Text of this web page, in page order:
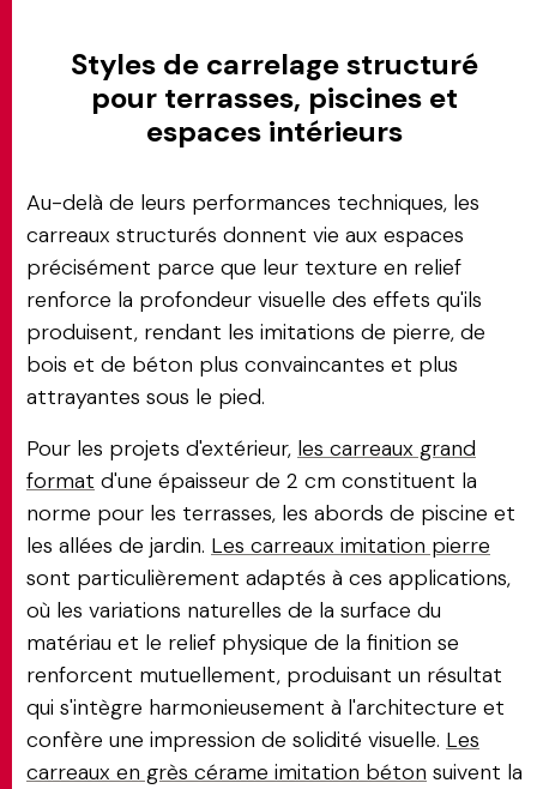
Styles de carrelage structuré
pour terrasses, piscines et
espaces intérieurs
Au-delà de leurs performances techniques, les
carreaux structurés donnent vie aux espaces
précisément parce que leur texture en relief
renforce la profondeur visuelle des effets qu'ils
produisent, rendant les imitations de pierre, de
bois et de béton plus convaincantes et plus
attrayantes sous le pied.
Pour les projets d'extérieur, les carreaux grand
format d'une épaisseur de 2 cm constituent la
norme pour les terrasses, les abords de piscine et
les allées de jardin. Les carreaux imitation pierre
sont particulièrement adaptés à ces applications,
où les variations naturelles de la surface du
matériau et le relief physique de la finition se
renforcent mutuellement, produisant un résultat
qui s'intègre harmonieusement à l'architecture et
confère une impression de solidité visuelle. Les
carreaux en grès cérame imitation béton suivent la